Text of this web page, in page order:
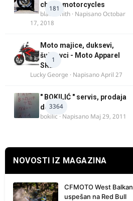
181
chock motorcycles
blacksmith · NapisanoOctobar
17, 2018
1
Moto majice, duksevi,
šuškavci - Moto Apparel
SRB
Lucky George · NapisanoApril 27
3364
" BOKILIĆ " servis, prodaja
delova
bokilic · Napisano Maj 29, 2011
NOVOSTI IZ MAGAZINA
CFMOTO West
uspešan na Red Bull